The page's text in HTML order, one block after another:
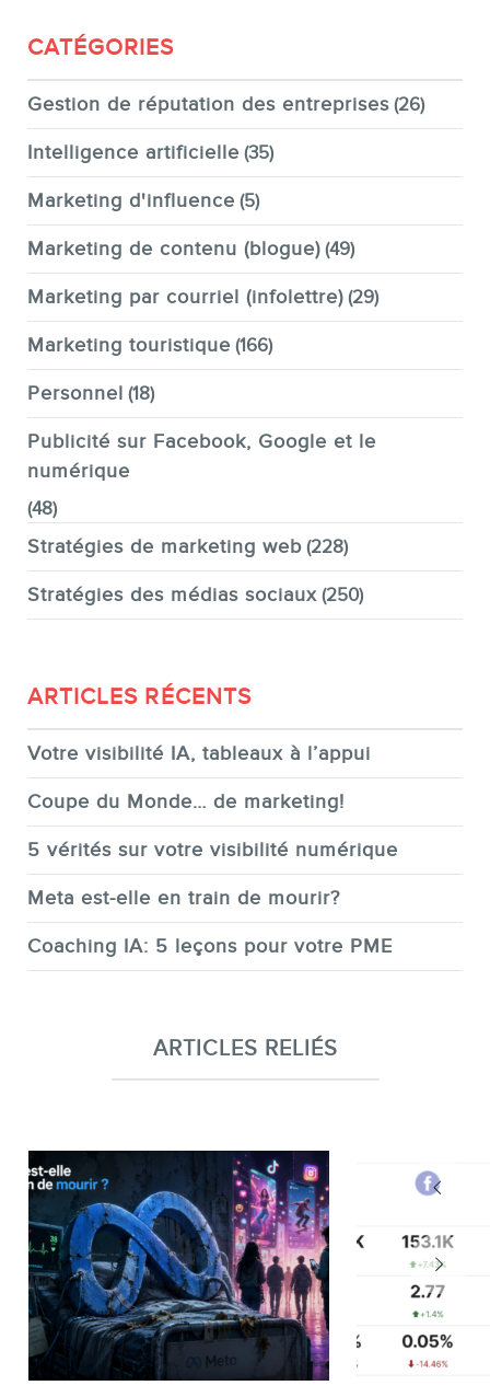
CATÉGORIES
Gestion de réputation des entreprises (26)
Intelligence artificielle (35)
Marketing d'influence (5)
Marketing de contenu (blogue) (49)
Marketing par courriel (infolettre) (29)
Marketing touristique (166)
Personnel (18)
Publicité sur Facebook, Google et le
numérique
(48)
Stratégies de marketing web (228)
Stratégies des médias sociaux (250)
ARTICLES RÉCENTS
Votre visibilité IA, tableaux à l’appui
Coupe du Monde… de marketing!
5 vérités sur votre visibilité numérique
Meta est-elle en train de mourir?
Coaching IA: 5 leçons pour votre PME
ARTICLES RELIÉS